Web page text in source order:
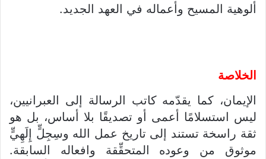
ألوهية المسيح وأعماله في العهد الجديد.
الخلاصة
الإيمان، كما يقدّمه كاتب الرسالة إلى العبرانيين،
ليس استسلامًا أعمى أو تصديقًا بلا أساس، بل هو
ثقة راسخة تستند إلى تاريخ عمل الله وسِجِلٍّ إِلَهِيٍّ
موثوق من وعوده المتحقِّقة وافعاله السابقة.